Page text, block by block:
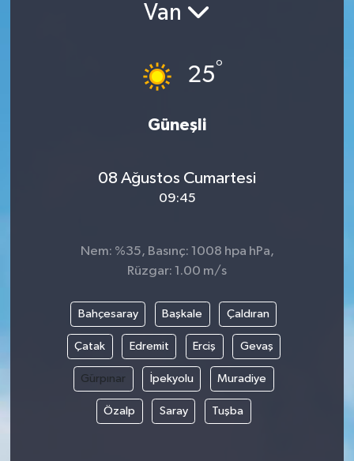
Van
25°
Güneşli
08 Ağustos Cumartesi
09:45
Nem: %35, Basınç: 1008 hpa hPa,
Rüzgar: 1.00 m/s
Bahçesaray Başkale Çaldıran
Çatak Edremit Erciş Gevaş
Gürpınar İpekyolu Muradiye
Özalp Saray Tuşba